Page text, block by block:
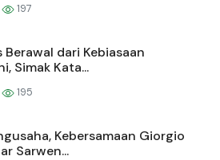
197
Berawal dari Kebiasaan
Simak Kata...
195
Kebersamaan Giorgio
Sarwen...